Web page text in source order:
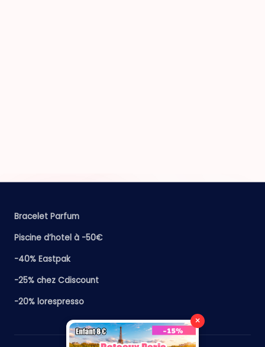
Bracelet Parfum
Piscine d’hotel à -50€
-40% Eastpak
-25% chez Cdiscount
-20% lorespresso
×